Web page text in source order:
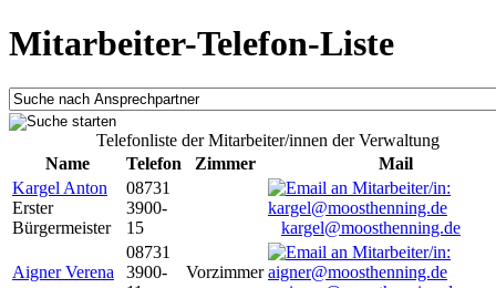
Mitarbeiter-Telefon-Liste
Telefonliste der Mitarbeiter/innen der Verwaltung
Name
Telefon Zimmer
Mail
Kargel Anton
Erster
Bürgermeister
08731
3900-
15
kargel@moosthenning.de
Aigner Verena
08731
3900-
Vorzimmer